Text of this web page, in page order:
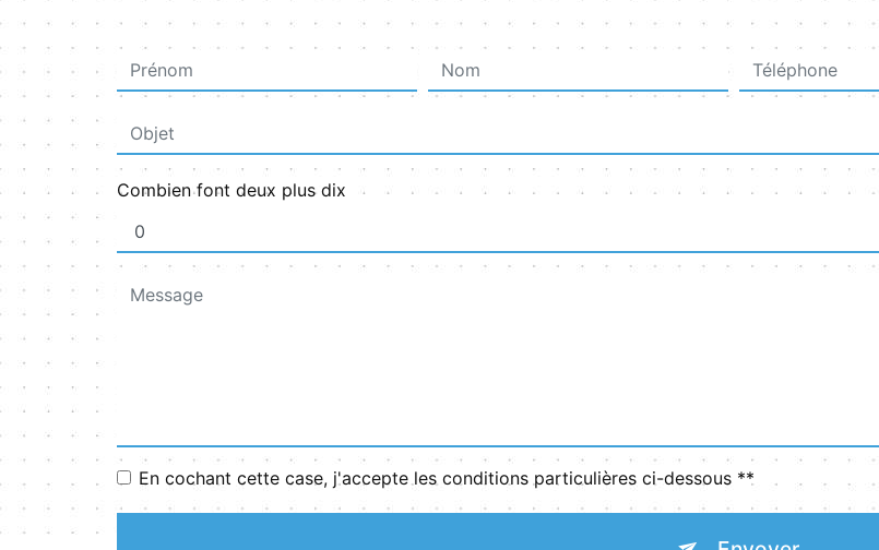
Combien font deux plus dix
En cochant cette case, j'accepte les conditions particulières ci-dessous **